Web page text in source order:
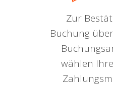
Zur
Buchung
wählen